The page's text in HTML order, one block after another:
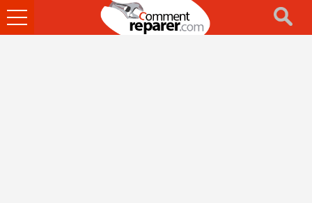
Ouvrir
le